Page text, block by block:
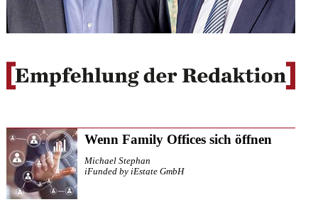
Wenn Family Offices sich öffnen
Michael Stephan
iFunded by iEstate GmbH